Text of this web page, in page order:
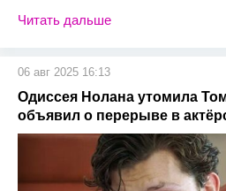
Читать дальше
06 авг 2025 16:13
Одиссея Нолана утомила
объявил о перерыве в